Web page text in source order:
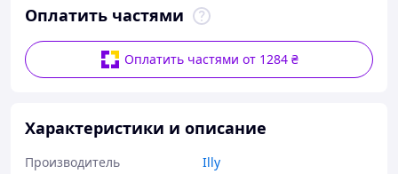
Оплатить частями
Оплатить частями от 1284 ₴
Характеристики и описание
Производитель
Illy